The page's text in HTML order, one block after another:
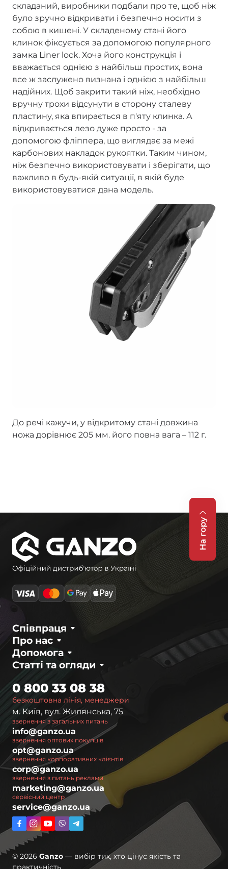
складаний, виробники подбали про те, щоб ніж
було зручно відкривати і безпечно носити з
собою в кишені. У складеному стані його
клинок фіксується за допомогою популярного
замка Liner lock. Хоча його конструкція і
вважається однією з найбільш простих, вона
все ж заслужено визнана і однією з найбільш
надійних. Щоб закрити такий ніж, необхідно
вручну трохи відсунути в сторону сталеву
пластину, яка впирається в п'яту клинка. А
відкривається лезо дуже просто - за
допомогою фліппера, що виглядає за межі
карбонових накладок рукоятки. Таким чином,
ніж безпечно використовувати і зберігати, що
важливо в будь-якій ситуації, в якій буде
використовуватися дана модель.
До речі кажучи, у відкритому стані довжина
ножа дорівнює 205 мм. його повна вага – 112 г.
На гору
Про нас
Співпраця
Статті та огляди
Допомога
безкоштовна лінія, менеджери
0 800 33 08 38
м. Київ, вул. Жилянська, 75
звернення з загальних питань
info@ganzo.ua
звернення оптових покупців
opt@ganzo.ua
звернення корпоративних клієнтів
corp@ganzo.ua
звернення з питань реклами
marketing@ganzo.ua
сервісний центр
service@ganzo.ua
© 2026 Ganzo — вибір тих, хто цінує якість та
практичність